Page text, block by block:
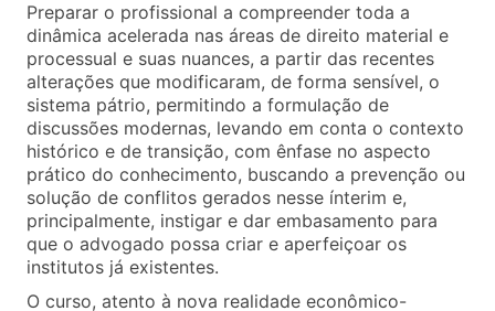
Preparar o profissional a compreender toda a
dinâmica acelerada nas áreas de direito material e
processual e suas nuances, a partir das recentes
alterações que modificaram, de forma sensível, o
sistema pátrio, permitindo a formulação de
discussões modernas, levando em conta o contexto
histórico e de transição, com ênfase no aspecto
prático do conhecimento, buscando a prevenção ou
solução de conflitos gerados nesse ínterim e,
principalmente, instigar e dar embasamento para
que o advogado possa criar e aperfeiçoar os
institutos já existentes.
O curso, atento à nova realidade econômico-